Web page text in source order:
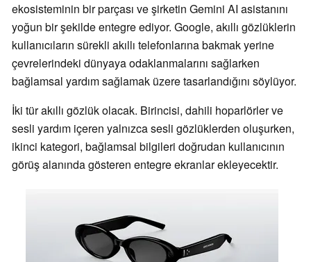
ekosisteminin bir parçası ve şirketin Gemini AI asistanını
yoğun bir şekilde entegre ediyor. Google, akıllı gözlüklerin
kullanıcıların sürekli akıllı telefonlarına bakmak yerine
çevrelerindeki dünyaya odaklanmalarını sağlarken
bağlamsal yardım sağlamak üzere tasarlandığını söylüyor.
İki tür akıllı gözlük olacak. Birincisi, dahili hoparlörler ve
sesli yardım içeren yalnızca sesli gözlüklerden oluşurken,
ikinci kategori, bağlamsal bilgileri doğrudan kullanıcının
görüş alanında gösteren entegre ekranlar ekleyecektir.